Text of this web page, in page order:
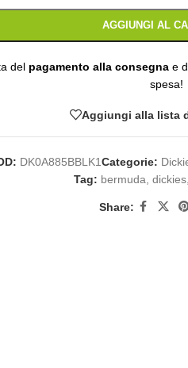
AGGIUNGI AL
del pagamento alla consegna e
spesa!
Aggiungi alla lista
DK0A885BBLK1Categorie:
Tag: bermuda dickies,
Share: